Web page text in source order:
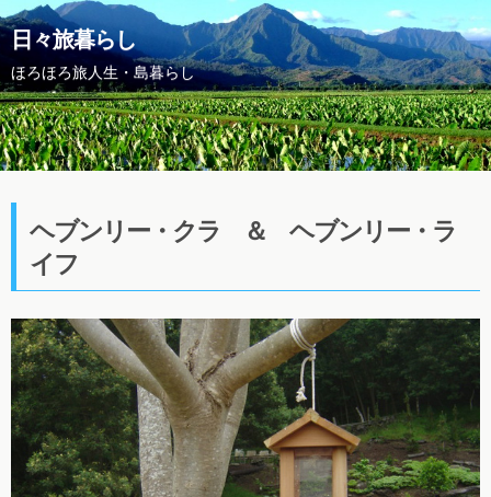
日々旅暮らし
ほろほろ旅人生・島暮らし
ヘブンリー・クラ ＆ ヘブンリー・ラ
イフ